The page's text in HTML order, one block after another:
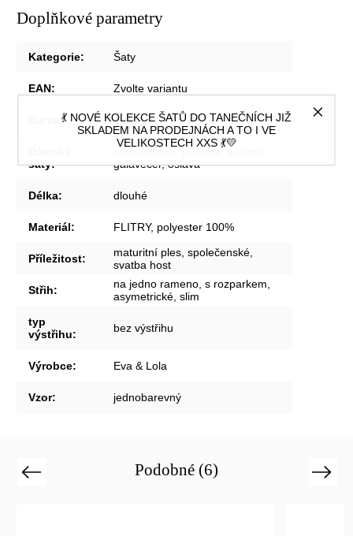
💃 NOVÉ KOLEKCE ŠATŮ DO TANEČNÍCH JIŽ
SKLADEM NA PRODEJNÁCH A TO I VE
VELIKOSTECH XXS 💃💛
Doplňkové parametry
Kategorie: Šaty
EAN: Zvolte variantu
: Zelená
šaty:
společenské, plesové, večerní,
galavečer, oslava
Délka: dlouhé
Materiál: FLITRY, polyester 100%
Příležitost:
maturitní ples, společenské,
svatba host
Střih:
na jedno rameno, s rozparkem,
asymetrické, slim
typ
výstřihu: bez výstřihu
Výrobce: Eva & Lola
Vzor: jednobarevný
Podobné (6)
Previous Next